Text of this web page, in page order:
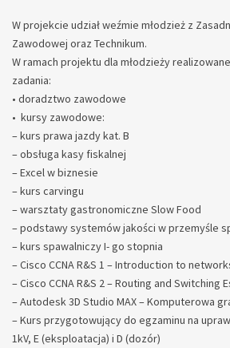
W projekcie udział weźmie młodzież z
Zawodowej oraz Technikum.
W ramach projektu dla młodzieży
zadania:
• doradztwo zawodowe
• kursy zawodowe:
– kurs prawa jazdy kat. B
– obsługa kasy fiskalnej
– Excel w biznesie
– kurs carvingu
– warsztaty gastronomiczne Slow Food
– podstawy systemów jakości w przemyśle
– kurs spawalniczy I- go stopnia
– Cisco CCNA R&S 1 – Introduction to
– Cisco CCNA R&S 2 – Routing and Switching
– Autodesk 3D Studio MAX – Komputerowa
– Kurs przygotowujący do egzaminu na
1kV, E (eksploatacja) i D (dozór)